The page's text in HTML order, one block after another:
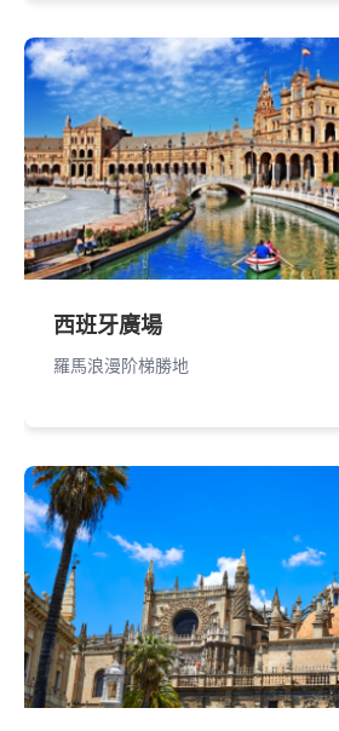
西班牙廣場
羅馬浪漫阶梯勝地